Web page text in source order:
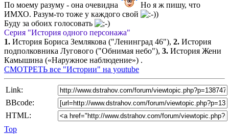
По моему разуму - она очевидна
Но я ж пишу, что
ИМХО. Разум-то тоже у каждого свой
Буду за обоих голосовать
Серия "История одного персонажа"
1. История Бориса Землякова ("Ленинград 46"), 2. История
подполковника Лугового ("Обнимая небо"), 3. История Жени
Камышина («Наружное наблюдение») .
СМОТРЕТЬ все "Истории" на youtube
Link:
BBcode:
HTML:
Top